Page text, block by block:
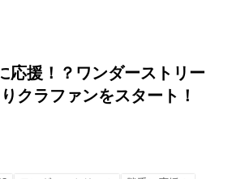
応援！？ワンダーストリー
クラファンをスタート！